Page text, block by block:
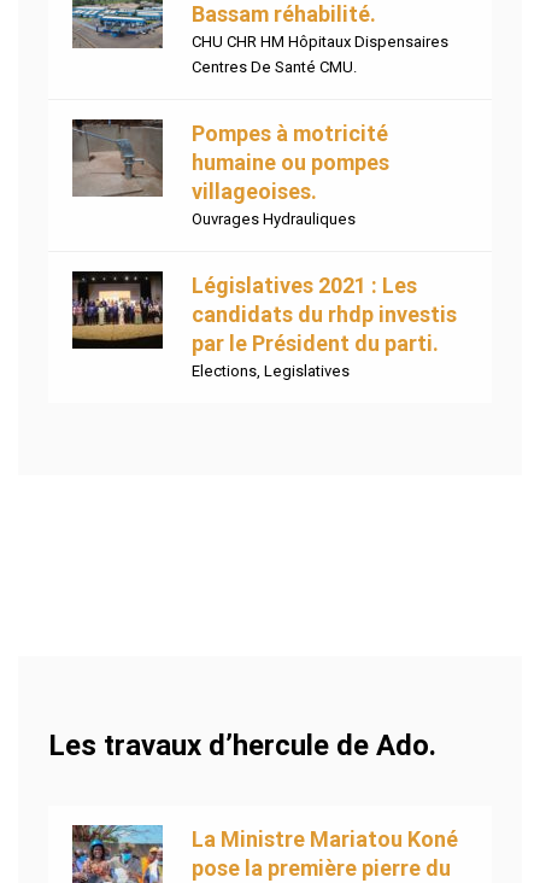
Bassam réhabilité.
CHU CHR HM Hôpitaux Dispensaires
Centres De Santé CMU.
Pompes à motricité
humaine ou pompes
villageoises.
Ouvrages Hydrauliques
Législatives 2021 : Les
candidats du rhdp investis
par le Président du parti.
Elections, Legislatives
Les travaux d’hercule de Ado.
La Ministre Mariatou Koné
pose la première pierre du